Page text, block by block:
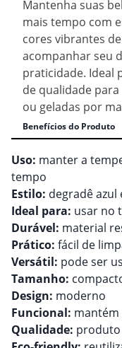
Mantenha suas
mais tempo com
cores vibrantes
acompanhar seu
praticidade. Ideal
de qualidade
ou geladas por
Benefícios do Produto
Uso: manter a
tempo
Estilo: degradê azul
Ideal para: usar no
Durável: material
Prático: fácil de
Versátil: pode ser
Tamanho:
Design: moderno
Funcional:
Qualidade: produto